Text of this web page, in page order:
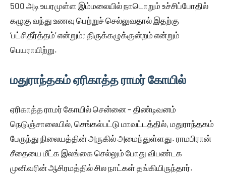
500 அடி உயரமுள்ள இம்மலையில் நாடொறும் உச்சிப்போதில்
கழுகு வந்து உணவு பெற்றுச் செல்லுவதால் இதற்கு
‘பட்சிதீர்த்தம்’ என்றும்; திருக்கழுக்குன்றம் என்றும்
பெயராயிற்று.
மதுராந்தகம் ஏரிகாத்த ராமர் கோயில்
ஏரிகாத்த ராமர் கோயில் சென்னை – திண்டிவனம்
நெடுஞ்சாலையில், செங்கல்பட்டு மாவட்டத்தில், மதுராந்தகம்
பேருந்து நிலையத்தின் அருகில் அமைந்துள்ளது. ராமபிரான்
சீதையை மீட்க இலங்கை செல்லும் போது விபண்டக
முனிவரின் ஆசிரமத்தில் சில நாட்கள் தங்கியிருந்தார்.